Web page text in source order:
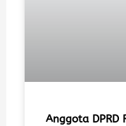
Anggota DPRD